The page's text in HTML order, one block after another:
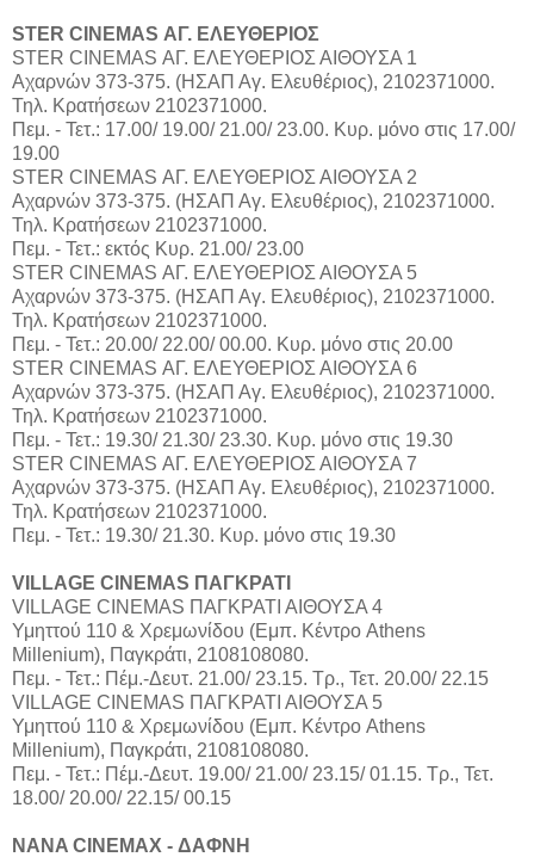
STER CINEMAS ΑΓ. ΕΛΕΥΘΕΡΙΟΣ
STER CINEMAS ΑΓ. ΕΛΕΥΘΕΡΙΟΣ ΑΙΘΟΥΣΑ 1
Αχαρνών 373-375. (ΗΣΑΠ Αγ. Ελευθέριος), 2102371000.
Τηλ. Κρατήσεων 2102371000.
Πεμ. - Τετ.: 17.00/ 19.00/ 21.00/ 23.00. Κυρ. μόνο στις 17.00/
19.00
STER CINEMAS ΑΓ. ΕΛΕΥΘΕΡΙΟΣ ΑΙΘΟΥΣΑ 2
Αχαρνών 373-375. (ΗΣΑΠ Αγ. Ελευθέριος), 2102371000.
Τηλ. Κρατήσεων 2102371000.
Πεμ. - Τετ.: εκτός Κυρ. 21.00/ 23.00
STER CINEMAS ΑΓ. ΕΛΕΥΘΕΡΙΟΣ ΑΙΘΟΥΣΑ 5
Αχαρνών 373-375. (ΗΣΑΠ Αγ. Ελευθέριος), 2102371000.
Τηλ. Κρατήσεων 2102371000.
Πεμ. - Τετ.: 20.00/ 22.00/ 00.00. Κυρ. μόνο στις 20.00
STER CINEMAS ΑΓ. ΕΛΕΥΘΕΡΙΟΣ ΑΙΘΟΥΣΑ 6
Αχαρνών 373-375. (ΗΣΑΠ Αγ. Ελευθέριος), 2102371000.
Τηλ. Κρατήσεων 2102371000.
Πεμ. - Τετ.: 19.30/ 21.30/ 23.30. Κυρ. μόνο στις 19.30
STER CINEMAS ΑΓ. ΕΛΕΥΘΕΡΙΟΣ ΑΙΘΟΥΣΑ 7
Αχαρνών 373-375. (ΗΣΑΠ Αγ. Ελευθέριος), 2102371000.
Τηλ. Κρατήσεων 2102371000.
Πεμ. - Τετ.: 19.30/ 21.30. Κυρ. μόνο στις 19.30
VILLAGE CINEMAS ΠΑΓΚΡΑΤΙ
VILLAGE CINEMAS ΠΑΓΚΡΑΤΙ ΑΙΘΟΥΣΑ 4
Υμηττού 110 & Χρεμωνίδου (Εμπ. Κέντρο Athens
Millenium), Παγκράτι, 2108108080.
Πεμ. - Τετ.: Πέμ.-Δευτ. 21.00/ 23.15. Τρ., Τετ. 20.00/ 22.15
VILLAGE CINEMAS ΠΑΓΚΡΑΤΙ ΑΙΘΟΥΣΑ 5
Υμηττού 110 & Χρεμωνίδου (Εμπ. Κέντρο Athens
Millenium), Παγκράτι, 2108108080.
Πεμ. - Τετ.: Πέμ.-Δευτ. 19.00/ 21.00/ 23.15/ 01.15. Τρ., Τετ.
18.00/ 20.00/ 22.15/ 00.15
NANA CINEMAX - ΔΑΦΝΗ